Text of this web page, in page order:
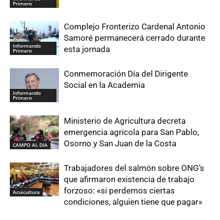
Primero
Informando
Primero
Complejo Fronterizo Cardenal Antonio
Samoré permanecerá cerrado durante
esta jornada
Informando
Primero
Conmemoración Día del Dirigente
Social en la Academia
CAMPO AL DIA
Ministerio de Agricultura decreta
emergencia agrícola para San Pablo,
Osorno y San Juan de la Costa
Acuicultura
Trabajadores del salmón sobre ONG’s
que afirmaron existencia de trabajo
forzoso: «si perdemos ciertas
condiciones, alguien tiene que pagar»